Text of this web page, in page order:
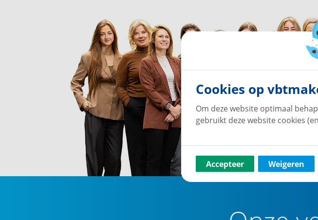
Cookies op
Om deze website optimaal
gebruikt deze website cookies
Accepteer Weigeren